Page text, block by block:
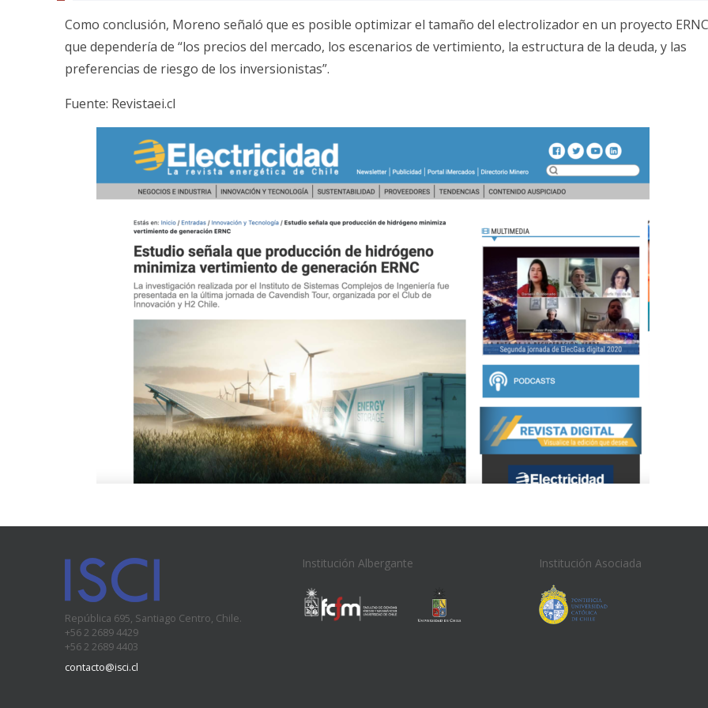
Como conclusión, Moreno señaló que es posible optimizar el tamaño del electrolizador en un proyecto
que dependería de “los precios del mercado, los escenarios de vertimiento, la estructura de la deuda, y las
preferencias de riesgo de los inversionistas”.
Fuente: Revistaei.cl
República 695, Santiago Centro, Chile.
+56 2 2689 4429
+56 2 2689 4403
contacto@isci.cl
Institución Albergante Institución Asociada